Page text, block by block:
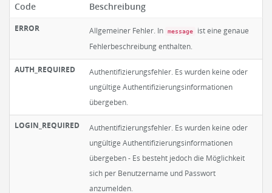
Code Beschreibung
ERROR Allgemeiner Fehler. In message
ist eine genaue
Fehlerbeschreibung enthalten.
AUTH_REQUIRED
Authentifizierungsfehler. Es wurden keine oder
ungültige Authentifizierungsinformationen
übergeben.
LOGIN_REQUIRED
Authentifizierungsfehler. Es wurden keine oder
ungültige Authentifizierungsinformationen
übergeben - Es besteht jedoch die Möglichkeit
sich per Benutzername und Passwort
anzumelden.